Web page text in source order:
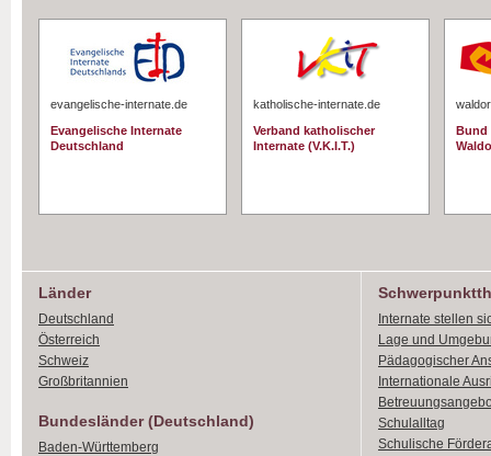
evangelische-internate.de
Evangelische Internate
Deutschland
katholische-internate.de
Verband katholischer
Internate (V.K.I.T.)
Bund
Länder
Deutschland
Österreich
Schweiz
Großbritannien
Bundesländer (Deutschland)
Baden-Württemberg
Internate stellen
Lage und
Pädagogischer
Internationale
Schulalltag
Schulische